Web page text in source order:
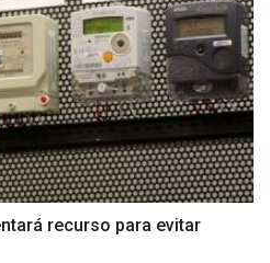
recurso para evitar